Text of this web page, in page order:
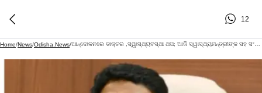
12
Home/News/Odisha.news/